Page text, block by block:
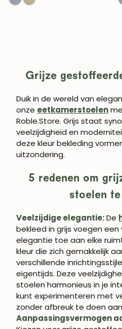
Grijze
Duik in de wereld van
onze eetkamerstoelen
Roble.Store. Grijs staat
veelzijdigheid en
deze kleur bekleding
uitzondering.
5 redenen om
stoelen
Veelzijdige elegantie:De
bekleed in grijs voegen een
elegantie toe aan elke
kleur die zich gemakkelijk
verschillende
eigentijds. Deze
stoelen harmonieus in je
kunt experimenteren met
zonder afbreuk te doen
Aanpassingsvermogen